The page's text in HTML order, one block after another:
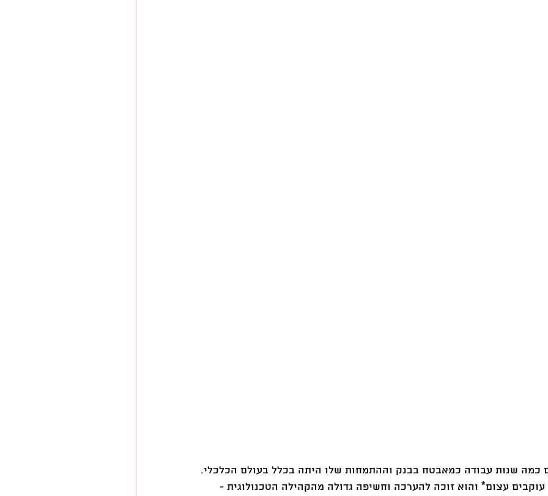
כמה שנות עבודה כמאבטח בבנק וההתמחות שלו היתה בכלל בעולם הכלכלי.
עצום* והוא זוכה להערכה וחשיפה גדולה מהקהילה הטכנולוגית -